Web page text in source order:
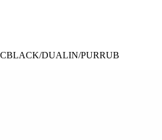
DUALIN/PURRUB